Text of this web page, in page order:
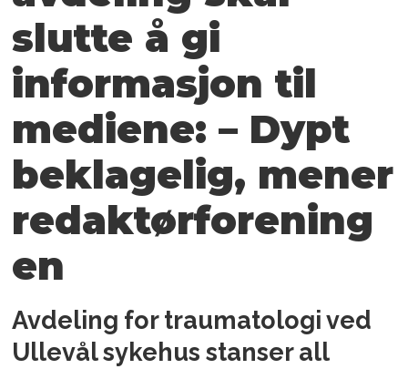
slutte å gi
informasjon til
mediene: – Dypt
beklagelig, mener
redaktørforening
en
Avdeling for traumatologi ved
Ullevål sykehus stanser all